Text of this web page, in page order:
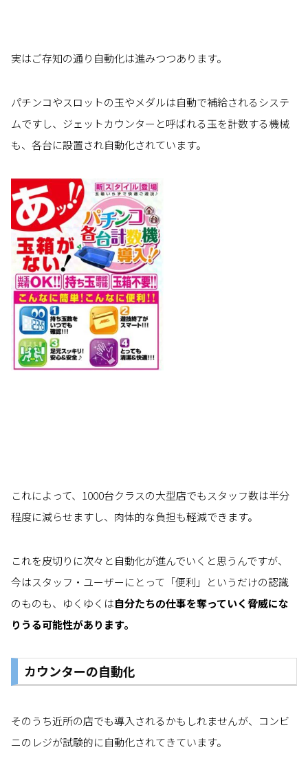
実はご存知の通り自動化は進みつつあります。
パチンコやスロットの玉やメダルは自動で補給されるシステ
ムですし、ジェットカウンターと呼ばれる玉を計数する機械
も、各台に設置され自動化されています。
これによって、1000台クラスの大型店でもスタッフ数は半分
程度に減らせますし、肉体的な負担も軽減できます。
これを皮切りに次々と自動化が進んでいくと思うんですが、
今はスタッフ・ユーザーにとって「便利」というだけの認識
のものも、ゆくゆくは自分たちの仕事を奪っていく脅威にな
りうる可能性があります。
カウンターの自動化
そのうち近所の店でも導入されるかもしれませんが、コンビ
ニのレジが試験的に自動化されてきています。